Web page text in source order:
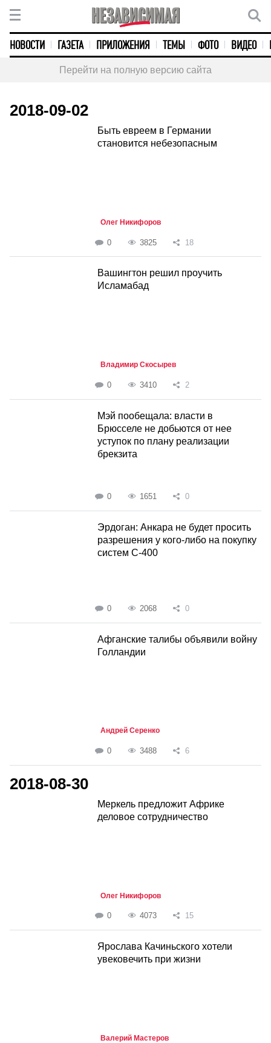
НОВОСТИ ГАЗЕТА ПРИЛОЖЕНИЯ ТЕМЫ ФОТО ВИДЕО
Перейти на полную версию сайта
2018-09-02
Быть евреем в Германии
становится небезопасным
Олег Никифоров
0 3825 18
Вашингтон решил проучить
Исламабад
Владимир Скосырев
0 3410 2
Мэй пообещала: власти в
Брюсселе не добьются от нее
уступок по плану реализации
брекзита
0 1651 0
Эрдоган: Анкара не будет просить
разрешения у кого-либо на покупку
систем С-400
0 2068 0
Афганские талибы объявили войну
Голландии
Андрей Серенко
0 3488 6
2018-08-30
Меркель предложит Африке
деловое сотрудничество
Олег Никифоров
0 4073 15
Ярослава Качиньского хотели
увековечить при жизни
Валерий Мастеров